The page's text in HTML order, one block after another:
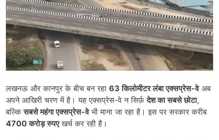
लखनऊ और कानपुर के बीच बन रहा 63किलोमीटर लंबा एक्सप्रेस-वेअब
अपने आखिरी चरण में है। यह एक्सप्रेस-वे न सिर्फ़देश का सबसे छोटा,
बल्किसबसे महंगा एक्सप्रेस-वेभी माना जा रहा है। इस पर सरकार करीब
4700करोड़ रुपएखर्च कर रही है।